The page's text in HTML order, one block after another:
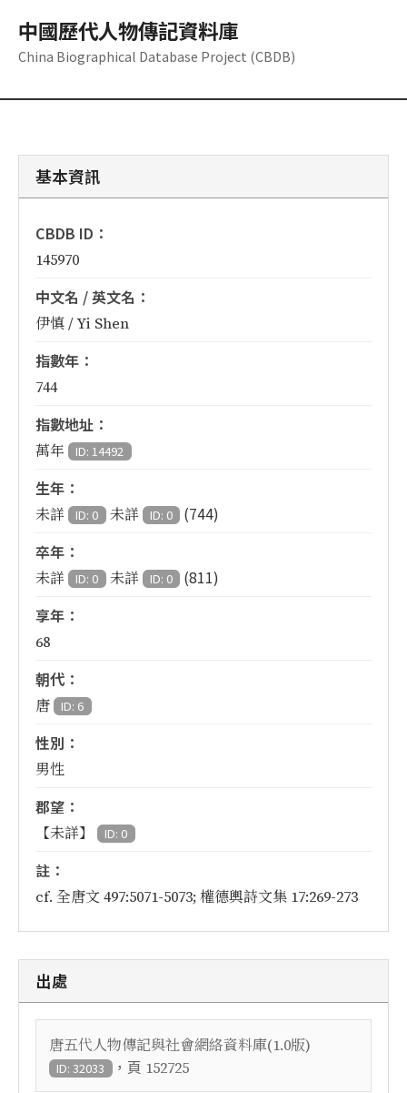
中國歷代人物傳記資料庫
China Biographical Database Project (CBDB)
基本資訊
CBDB ID：
145970
中文名 / 英文名：
伊慎 / Yi Shen
指數年：
744
指數地址：
萬年 ID: 14492
生年：
未詳 ID: 0 未詳 ID: 0
(744)
卒年：
未詳 ID: 0 未詳 ID: 0
(811)
享年：
68
朝代：
唐 ID: 6
性別：
男性
郡望：
【未詳】 ID: 0
註：
cf. 全唐文 497:5071-5073; 權德輿詩文集 17:269-273
出處
唐五代人物傳記與社會網絡資料庫(1.0版)
ID: 32033 ，頁 152725